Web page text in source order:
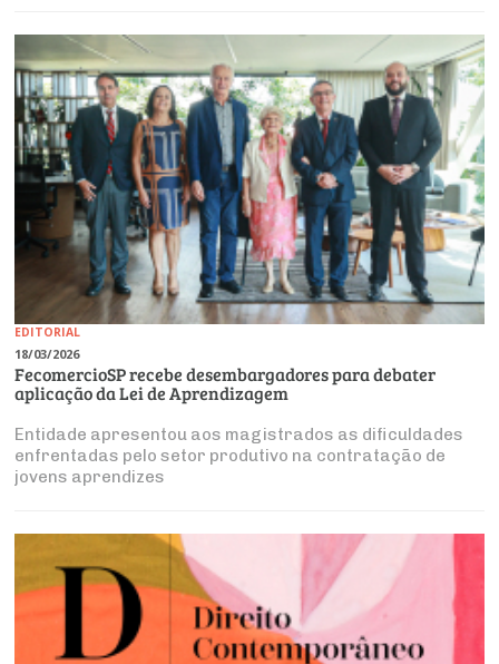
EDITORIAL
18/03/2026
FecomercioSP recebe desembargadores para debater
aplicação da Lei de Aprendizagem
Entidade apresentou aos magistrados as dificuldades
enfrentadas pelo setor produtivo na contratação de
jovens aprendizes